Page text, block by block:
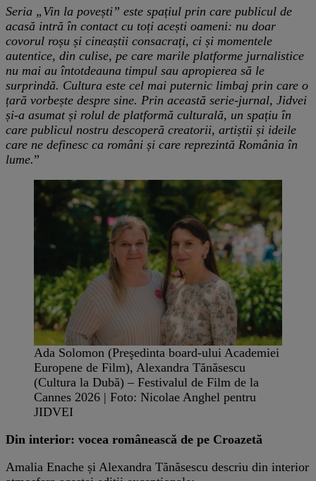
Seria „Vin la povești” este spațiul prin care publicul de
acasă intră în contact cu toți acești oameni: nu doar
covorul roșu și cineaștii consacrați, ci și momentele
autentice, din culise, pe care marile platforme jurnalistice
nu mai au întotdeauna timpul sau apropierea să le
surprindă. Cultura este cel mai puternic limbaj prin care o
țară vorbește despre sine. Prin această serie-jurnal, Jidvei
și-a asumat și rolul de platformă culturală, un spațiu în
care publicul nostru descoperă creatorii, artiștii și ideile
care ne definesc ca români și care reprezintă România în
lume.”
Ada Solomon (Preşedinta board-ului Academiei
Europene de Film), Alexandra Tănăsescu
(Cultura la Dubă) – Festivalul de Film de la
Cannes 2026 | Foto: Nicolae Anghel pentru
JIDVEI
Din interior: vocea românească de pe Croazetă
Amalia Enache și Alexandra Tănăsescu descriu din interior